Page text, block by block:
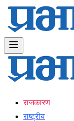
राजकारण
राष्ट्रीय